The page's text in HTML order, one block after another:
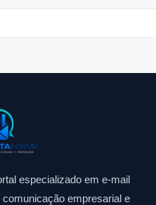
especializado em e-mail
empresarial e